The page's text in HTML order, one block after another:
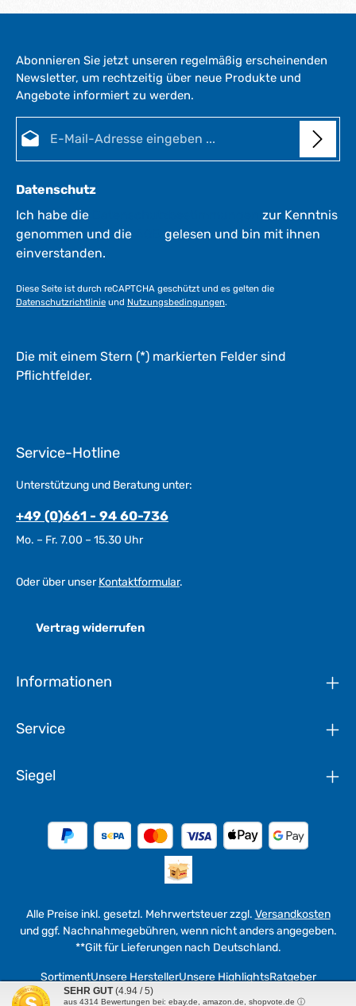
Abonnieren Sie jetzt unseren regelmäßig erscheinenden
Newsletter, um rechtzeitig über neue Produkte und
Angebote informiert zu werden.
Datenschutz
Ich habe die
zur Kenntnis
genommen und die
gelesen und bin mit ihnen
einverstanden.
Diese Seite ist durch reCAPTCHA geschützt und es gelten die
Datenschutzrichtlinie und Nutzungsbedingungen.
Die mit einem Stern (*) markierten Felder sind
Pflichtfelder.
Service-Hotline
Unterstützung und Beratung unter:
+49 (0)661 - 94 60-736
Mo. – Fr. 7.00 – 15.30 Uhr
Oder über unserKontaktformular.
Vertrag widerrufen
Informationen
Service
Siegel
Alle Preise inkl. gesetzl. Mehrwertsteuer zzgl. Versandkosten
und ggf. Nachnahmegebühren, wenn nicht anders angegeben.
**Gilt für Lieferungen nach Deutschland.
SortimentUnsere HerstellerUnsere HighlightsRatgeber
SEHR GUT (4.94 / 5)
aus 4314 Bewertungen bei: ebay.de, amazon.de, shopvote.de ⓘ